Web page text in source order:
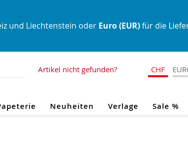
und Liechtenstein oder Euro (EUR)für die
Artikel nicht gefunden? CHF
Neuheiten Verlage Sale %